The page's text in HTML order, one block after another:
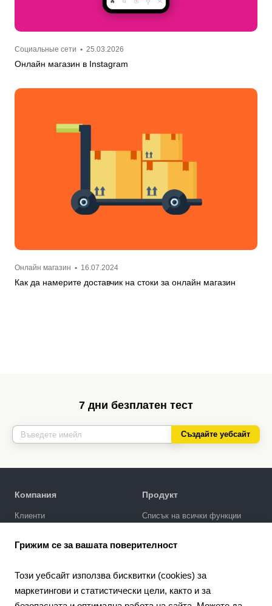
Социальные сети • 25.03.2026
Онлайн магазин в Instagram
Онлайн магазин • 16.07.2024
Как да намерите доставчик на стоки за онлайн магазин
7 дни безплатен тест
Създайте уебсайт
Компания
Клиенти
Продукт
Списък на всички функции
SEO промотиране
Цени
Грижим се за вашата поверителност
Този уебсайт използва бисквитки (cookies) за
маркетингови и статистически цели, както и за